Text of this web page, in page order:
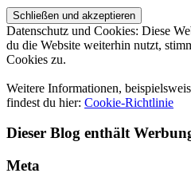
Datenschutz und Cookies: Diese
du die Website weiterhin nutzt,
Cookies zu.
Weitere Informationen,
findest du hier: Cookie-Richtlinie
Dieser Blog enthält
Meta